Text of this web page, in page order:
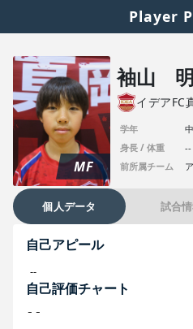
Player
MF
袖山
イデアFC
学年
身長 / 体重
--
前所属チーム
個人データ 試合
自己アピール
--
自己評価チャート
--